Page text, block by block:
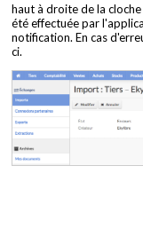
haut à droite de la cloche
été effectuée par
notification. En cas
ci.